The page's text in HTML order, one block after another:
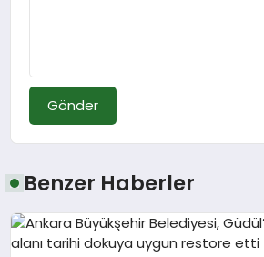
Gönder
Benzer Haberler